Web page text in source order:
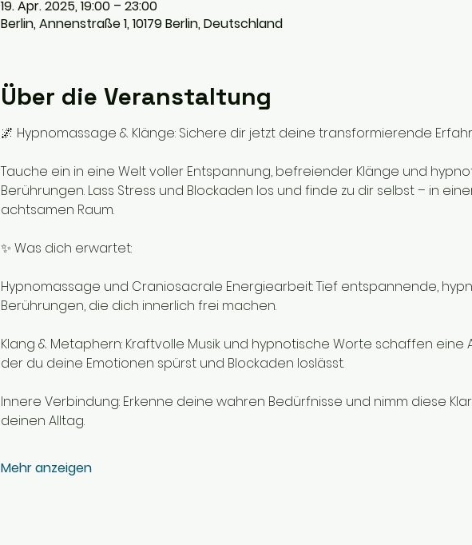
19. Apr. 2025, 19:00 – 23:00
Berlin, Annenstraße 1, 10179 Berlin, Deutschland
Über die Veranstaltung
🌌 Hypnomassage & Klänge: Sichere dir jetzt deine transformierende
Tauche ein in eine Welt voller Entspannung, befreiender Klänge und
Berührungen. Lass Stress und Blockaden los und finde zu dir selbst – in
achtsamen Raum.
✨ Was dich erwartet:
Hypnomassage und Craniosacrale Energiearbeit: Tief entspannende,
Berührungen, die dich innerlich frei machen.
Klang & Metaphern: Kraftvolle Musik und hypnotische Worte schaffen eine
der du deine Emotionen spürst und Blockaden loslässt.
Innere Verbindung: Erkenne deine wahren Bedürfnisse und nimm diese
deinen Alltag.
Mehr anzeigen